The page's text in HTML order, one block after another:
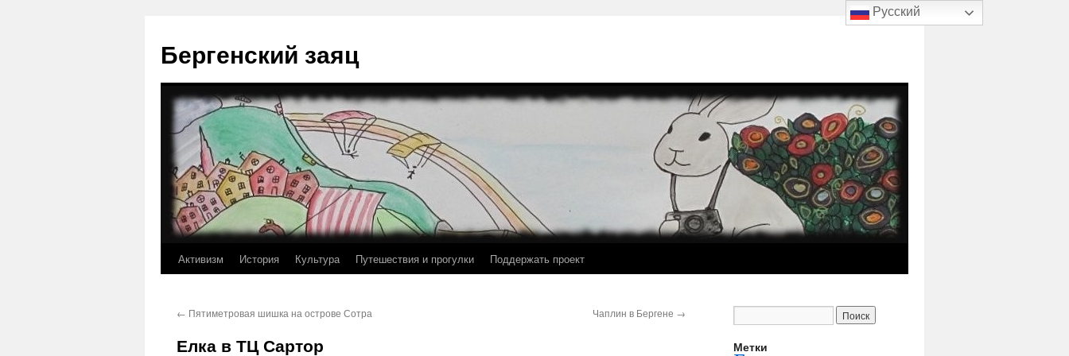
содержимому
Бергенский заяц
Активизм История Культура Путешествия и прогулки Поддержать проект
← Пятиметровая шишка на острове Сотра Чаплин в Бергене →
Елка в ТЦ Сартор Метки
Русский